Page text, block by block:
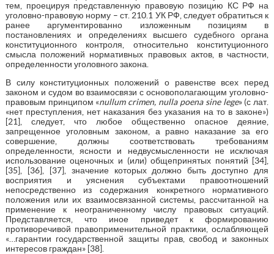
тем, проецируя представленную правовую позицию КС РФ на
уголовно-правовую норму – ст. 210.1 УК РФ, следует обратиться к
ранее аргументированно изложенным позициям в
постановлениях и определениях высшего судебного органа
конституционного контроля, относительно конституционного
смысла положений нормативных правовых актов, в частности,
определенности уголовного закона.
В силу конституционных положений о равенстве всех перед
законом и судом во взаимосвязи с основополагающим уголовно-
правовым принципом «nullum crimen, nulla poena sine lege» (с лат.
«нет преступления, нет наказания без указания на то в законе»)
[21], следует, что любое общественно опасное деяние,
запрещенное уголовным законом, а равно наказание за его
совершение, должны соответствовать требованиям
определенности, ясности и недвусмысленности не исключая
использование оценочных и (или) общепринятых понятий [34],
[35], [36], [37], значение которых должно быть доступно для
восприятия и уяснения субъектами правоотношений
непосредственно из содержания конкретного нормативного
положения или их взаимосвязанной системы, рассчитанной на
применение к неограниченному числу правовых ситуаций.
Представляется, что иное приведет к формированию
противоречивой правоприменительной практики, ослабляющей
«…гарантии государственной защиты прав, свобод и законных
интересов граждан» [38].